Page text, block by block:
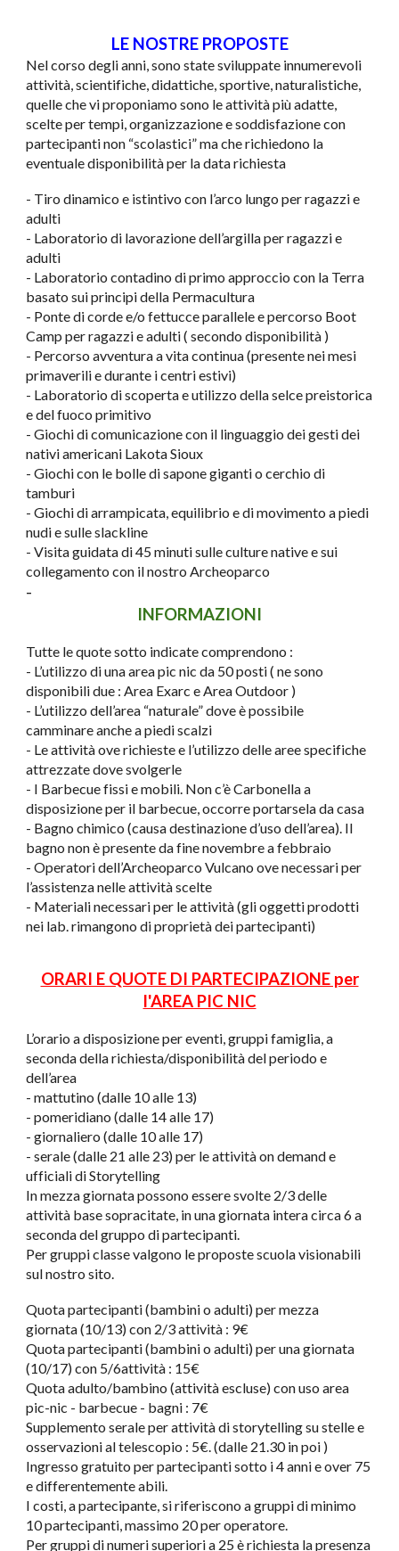
LE NOSTRE PROPOSTE
Nel corso degli anni, sono state sviluppate innumerevoli
attività, scientifiche, didattiche, sportive, naturalistiche,
quelle che vi proponiamo sono le attività più adatte,
scelte per tempi, organizzazione e soddisfazione con
partecipanti non “scolastici” ma che richiedono la
eventuale disponibilità per la data richiesta
- Tiro dinamico e istintivo con l’arco lungo per ragazzi e
adulti
- Laboratorio di lavorazione dell’argilla per ragazzi e
adulti
- Laboratorio contadino di primo approccio con la Terra
basato sui principi della Permacultura
- Ponte di corde e/o fettucce parallele e percorso Boot
Camp per ragazzi e adulti ( secondo disponibilità )
- Percorso avventura a vita continua (presente nei mesi
primaverili e durante i centri estivi)
- Laboratorio di scoperta e utilizzo della selce preistorica
e del fuoco primitivo
- Giochi di comunicazione con il linguaggio dei gesti dei
nativi americani Lakota Sioux
- Giochi con le bolle di sapone giganti o cerchio di
tamburi
- Giochi di arrampicata, equilibrio e di movimento a piedi
nudi e sulle slackline
- Visita guidata di 45 minuti sulle culture native e sui
collegamento con il nostro Archeoparco
-
INFORMAZIONI
Tutte le quote sotto indicate comprendono :
- L’utilizzo di una area pic nic da 50 posti ( ne sono
disponibili due : Area Exarc e Area Outdoor )
- L’utilizzo dell’area “naturale” dove è possibile
camminare anche a piedi scalzi
- Le attività ove richieste e l’utilizzo delle aree specifiche
attrezzate dove svolgerle
- I Barbecue fissi e mobili. Non c’è Carbonella a
disposizione per il barbecue, occorre portarsela da casa
- Bagno chimico (causa destinazione d’uso dell’area). Il
bagno non è presente da fine novembre a febbraio
- Operatori dell’Archeoparco Vulcano ove necessari per
l’assistenza nelle attività scelte
- Materiali necessari per le attività (gli oggetti prodotti
nei lab. rimangono di proprietà dei partecipanti)
ORARI E QUOTE DI PARTECIPAZIONE per
l'AREA PIC NIC
L’orario a disposizione per eventi, gruppi famiglia, a
seconda della richiesta/disponibilità del periodo e
dell’area
- mattutino (dalle 10 alle 13)
- pomeridiano (dalle 14 alle 17)
- giornaliero (dalle 10 alle 17)
- serale (dalle 21 alle 23) per le attività on demand e
ufficiali di Storytelling
In mezza giornata possono essere svolte 2/3 delle
attività base sopracitate, in una giornata intera circa 6 a
seconda del gruppo di partecipanti.
Per gruppi classe valgono le proposte scuola visionabili
sul nostro sito.
Quota partecipanti (bambini o adulti) per mezza
giornata (10/13) con 2/3 attività : 9€
Quota partecipanti (bambini o adulti) per una giornata
(10/17) con 5/6attività : 15€
Quota adulto/bambino (attività escluse) con uso area
pic-nic - barbecue - bagni : 7€
Supplemento serale per attività di storytelling su stelle e
osservazioni al telescopio : 5€. (dalle 21.30 in poi )
Ingresso gratuito per partecipanti sotto i 4 anni e over 75
e differentemente abili.
I costi, a partecipante, si riferiscono a gruppi di minimo
10 partecipanti, massimo 20 per operatore.
Per gruppi di numeri superiori a 25 è richiesta la presenza